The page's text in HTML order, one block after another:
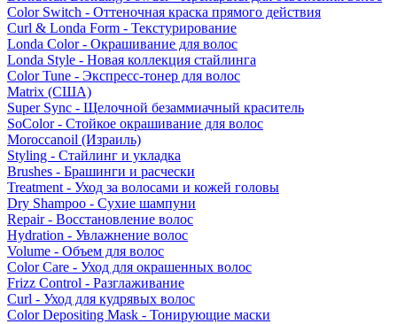
Color Switch - Оттеночная краска прямого действия
Curl & Londa Form - Текстурирование
Londa Color - Окрашивание для волос
Londa Style - Новая коллекция стайлинга
Color Tune - Экспресс-тонер для волос
Matrix (США)
Super Sync - Щелочной безаммиачный краситель
SoColor - Стойкое окрашивание для волос
Moroccanoil (Израиль)
Styling - Стайлинг и укладка
Brushes - Брашинги и расчески
Treatment - Уход за волосами и кожей головы
Dry Shampoo - Сухие шампуни
Repair - Восстановление волос
Hydration - Увлажнение волос
Volume - Объем для волос
Color Care - Уход для окрашенных волос
Frizz Control - Разглаживание
Curl - Уход для кудрявых волос
Color Depositing Mask - Тонирующие маски